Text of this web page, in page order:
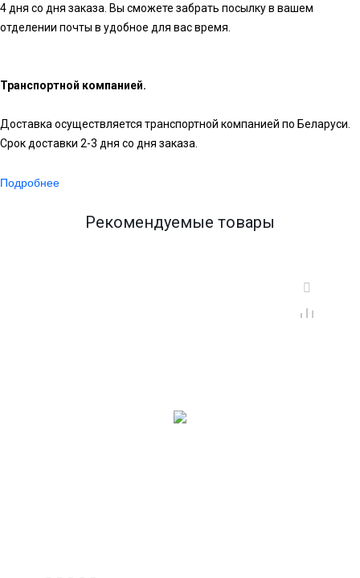
4 дня со дня заказа. Вы сможете забрать посылку в вашем
отделении почты в удобное для вас время.
Транспортной компанией.
Доставка осуществляется транспортной компанией по Беларуси.
Срок доставки 2-3 дня со дня заказа.
Подробнее
Рекомендуемые товары